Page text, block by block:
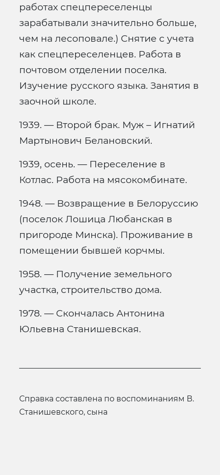
работах спецпереселенцы
зарабатывали значительно больше,
чем на лесоповале.) Снятие с учета
как спецпереселенцев. Работа в
почтовом отделении поселка.
Изучение русского языка. Занятия в
заочной школе.
1939. — Второй брак. Муж – Игнатий
Мартынович Белановский.
1939, осень. — Переселение в
Котлас. Работа на мясокомбинате.
1948. — Возвращение в Белоруссию
(поселок Лошица Любанская в
пригороде Минска). Проживание в
помещении бывшей корчмы.
1958. — Получение земельного
участка, строительство дома.
1978. — Скончалась Антонина
Юльевна Станишевская.
Справка составлена по воспоминаниям В.
Станишевского, сына